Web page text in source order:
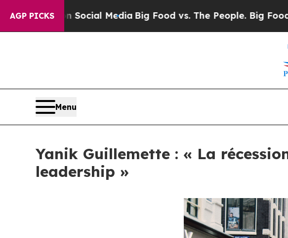
AGP PICKS
on Social MediaBig Food vs. The People. Big Food’s 239
Menu
Yanik Guillemette : « La
leadership »